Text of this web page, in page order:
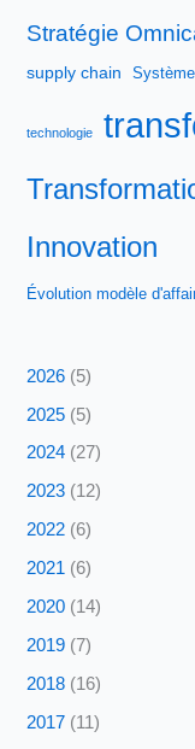
Stratégie
supply chain
technologie
Innovation
Évolution modèle
2026 (5)
2025 (5)
2024 (27)
2023 (12)
2022 (6)
2021 (6)
2020 (14)
2019 (7)
2018 (16)
2017 (11)